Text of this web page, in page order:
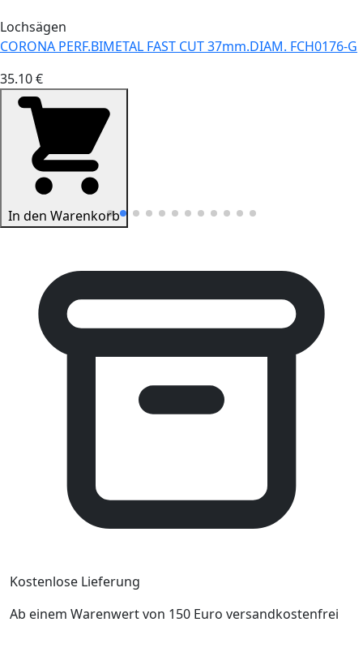
Lochsägen
CORONA PERF.BIMETAL FAST CUT 37mm.DIAM. FCH0176-G
35.10 €
In den Warenkorb
Kostenlose Lieferung
Ab einem Warenwert von 150 Euro versandkostenfrei